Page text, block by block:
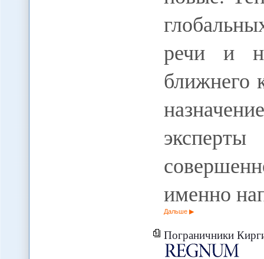
речи и
ближнего
именно
Дальше
Пограничники